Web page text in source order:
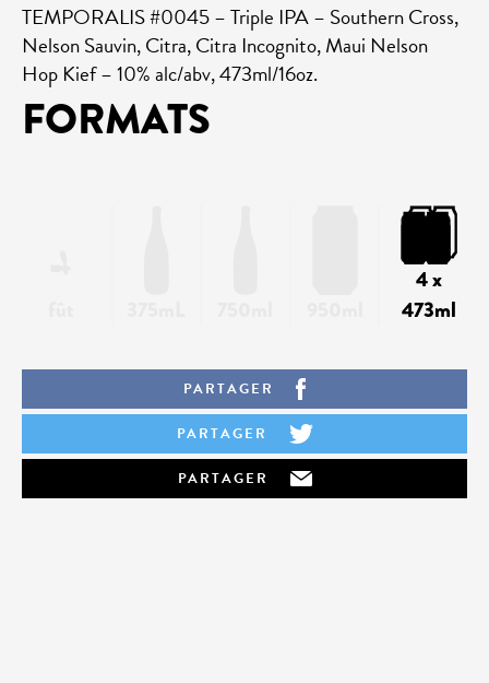
TEMPORALIS #0045 – Triple IPA – Southern Cross,
Nelson Sauvin, Citra, Citra Incognito, Maui Nelson
Hop Kief – 10% alc/abv, 473ml/16oz.
FORMATS
4 x
473ml
PARTAGER
PARTAGER
PARTAGER